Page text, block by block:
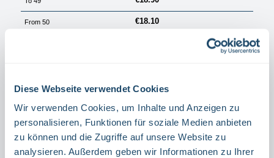
Diese Webseite verwendet Cookies
Wir verwenden Cookies, um Inhalte und Anzeigen zu
personalisieren, Funktionen für soziale Medien anbieten
zu können und die Zugriffe auf unsere Website zu
analysieren. Außerdem geben wir Informationen zu Ihrer
From50 €18.10
Select
Größe
40 X 20 CM
30 X 15 CM
Select
Material
FILM